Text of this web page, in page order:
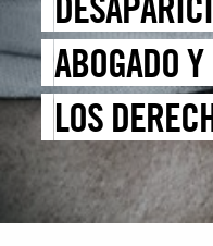
ABOGADO
LOS
EZZAT